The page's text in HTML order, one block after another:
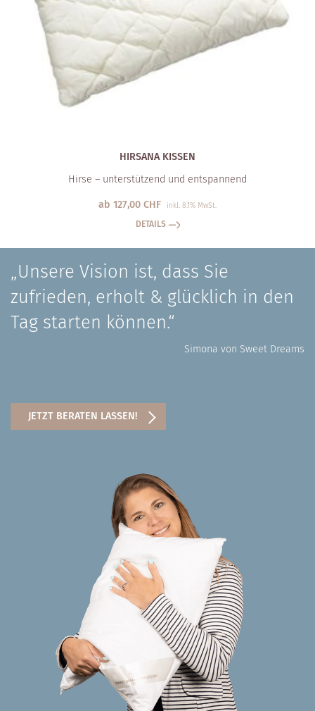
HIRSANA KISSEN
Hirse – unterstützend und entspannend
ab 127,00 CHF inkl. 8.1% MwSt.
DETAILS
„Unsere Vision ist, dass Sie
zufrieden, erholt & glücklich in den
Tag starten können.“
Simona von Sweet Dreams
JETZT BERATEN LASSEN!